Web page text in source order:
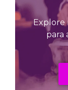
Explore
para